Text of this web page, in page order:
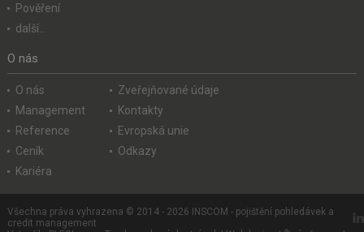
Pověření
další...
O nás
O nás
Management
Reference
Ceník
Kariéra
Zveřejňované údaje
Kontakty
Evropská unie
Odkazy
Všechna práva vyhrazena © 2014 - 2026 INSCOM - pojištění pohledávek a
credit management